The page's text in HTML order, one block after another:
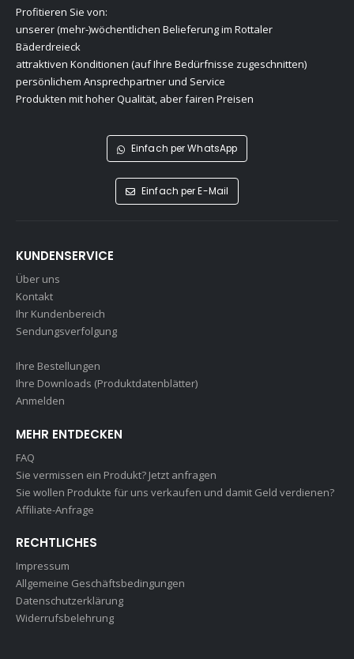
Profitieren Sie von:
unserer (mehr-)wöchentlichen Belieferung im Rottaler
Bäderdreieck
attraktiven Konditionen (auf Ihre Bedürfnisse zugeschnitten)
persönlichem Ansprechpartner und Service
Produkten mit hoher Qualität, aber fairen Preisen
Einfach per WhatsApp
Einfach per E-Mail
KUNDENSERVICE
Über uns
Kontakt
Ihr Kundenbereich
Sendungsverfolgung
Ihre Bestellungen
Ihre Downloads (Produktdatenblätter)
Anmelden
MEHR ENTDECKEN
FAQ
Sie vermissen ein Produkt? Jetzt anfragen
Sie wollen Produkte für uns verkaufen und damit Geld verdienen?
Affiliate-Anfrage
RECHTLICHES
Impressum
Allgemeine Geschäftsbedingungen
Datenschutzerklärung
Widerrufsbelehrung